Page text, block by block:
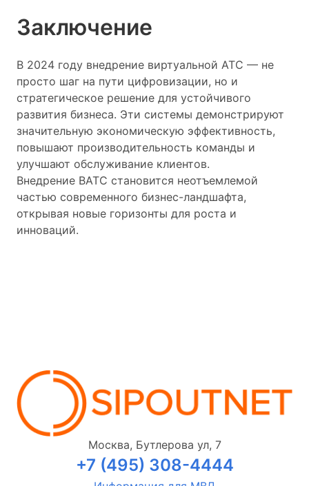
Заключение
В 2024 году внедрение виртуальной АТС — не
просто шаг на пути цифровизации, но и
стратегическое решение для устойчивого
развития бизнеса. Эти системы демонстрируют
значительную экономическую эффективность,
повышают производительность команды и
улучшают обслуживание клиентов.
Внедрение ВАТС становится неотъемлемой
частью современного бизнес-ландшафта,
открывая новые горизонты для роста и
инноваций.
Москва, Бутлерова ул, 7
+7 (495) 308-4444